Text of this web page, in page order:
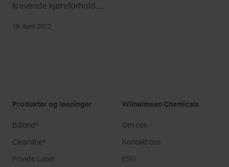
krevende kjøreforhold....
18. April 2022
Produkter og løsninger
Blåtind®
Cleanline®
Private Label
Wilhelmsen Chemicals
Om oss
Kontakt oss
ESG